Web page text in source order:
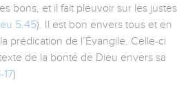
bons, et il fait pleuvoir sur les justes
5.45). Il est bon envers tous et en
prédication de l’Évangile. Celle-ci
de la bonté de Dieu envers sa
17)